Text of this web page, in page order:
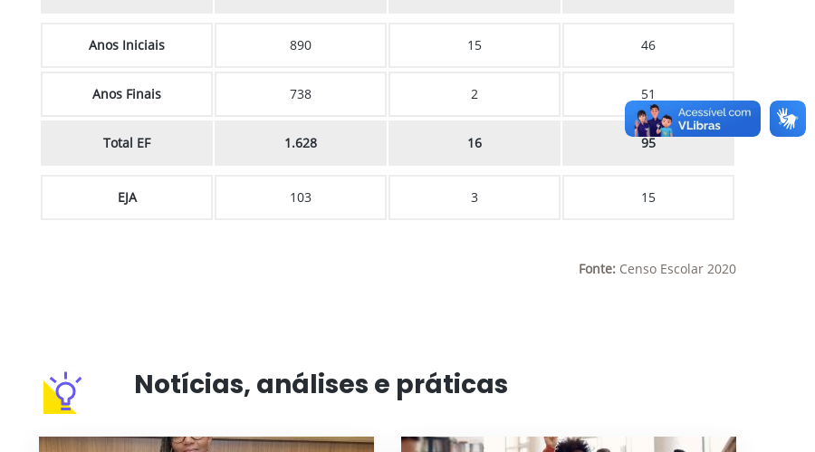
Anos Iniciais 890 15 46
Anos Finais 738 2 51
Total EF 1.628 16 95
EJA 103 3 15
Fonte: Censo Escolar 2020
Notícias, análises e práticas